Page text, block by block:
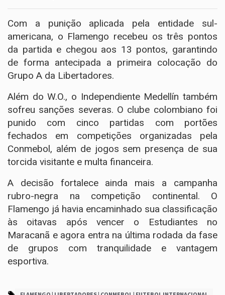
Com a punição aplicada pela entidade sul-
americana, o Flamengo recebeu os três pontos
da partida e chegou aos 13 pontos, garantindo
de forma antecipada a primeira colocação do
Grupo A da Libertadores.
Além do W.O., o Independiente Medellín também
sofreu sanções severas. O clube colombiano foi
punido com cinco partidas com portões
fechados em competições organizadas pela
Conmebol, além de jogos sem presença de sua
torcida visitante e multa financeira.
A decisão fortalece ainda mais a campanha
rubro-negra na competição continental. O
Flamengo já havia encaminhado sua classificação
às oitavas após vencer o Estudiantes no
Maracanã e agora entra na última rodada da fase
de grupos com tranquilidade e vantagem
esportiva.